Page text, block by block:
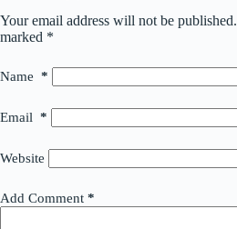
Your email address will not be published.
marked *
Name *
Email *
Website
Add Comment *